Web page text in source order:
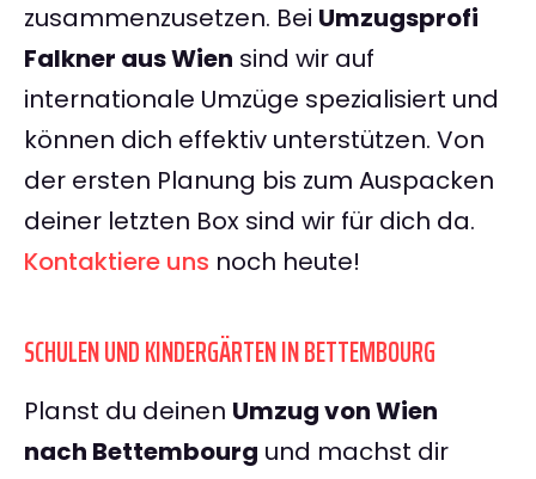
zusammenzusetzen. Bei Umzugsprofi
Falkner aus Wien sind wir auf
internationale Umzüge spezialisiert und
können dich effektiv unterstützen. Von
der ersten Planung bis zum Auspacken
deiner letzten Box sind wir für dich da.
Kontaktiere uns noch heute!
SCHULEN UND KINDERGÄRTEN IN BETTEMBOURG
Planst du deinen Umzug von Wien
nach Bettembourg und machst dir